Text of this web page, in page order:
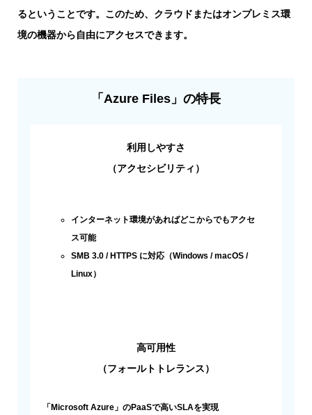
るということです。このため、クラウドまたはオンプレミス環
境の機器から自由にアクセスできます。
「Azure Files」の特長
利用しやすさ
（アクセシビリティ）
インターネット環境があればどこからでもアクセ
ス可能
SMB 3.0 / HTTPS に対応（Windows / macOS /
Linux）
高可用性
（フォールトトレランス）
「Microsoft Azure」のPaaSで高いSLAを実現